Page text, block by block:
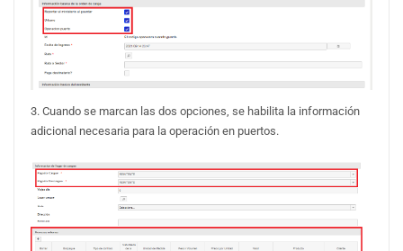
3. Cuando se marcan las dos opciones, se habilita la información
adicional necesaria para la operación en puertos.